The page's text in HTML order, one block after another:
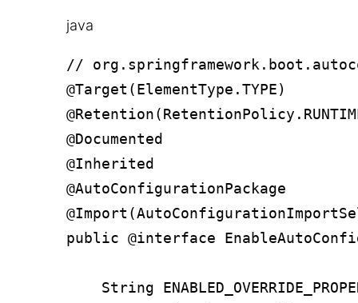
java
//
@Target(ElementType.TYPE)
@Documented
@Inherited
public @interface
String